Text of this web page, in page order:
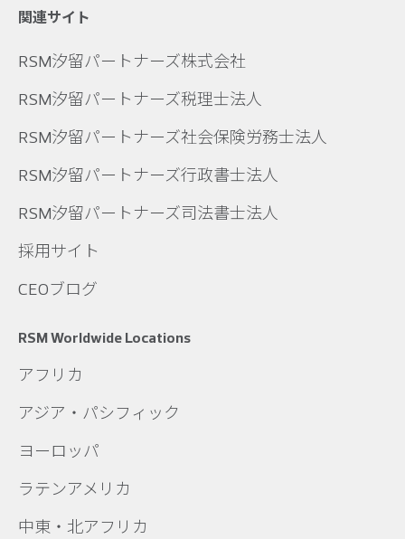
関連サイト
RSM汐留パートナーズ株式会社
RSM汐留パートナーズ税理士法人
RSM汐留パートナーズ社会保険労務士法人
RSM汐留パートナーズ行政書士法人
RSM汐留パートナーズ司法書士法人
採用サイト
CEOブログ
RSM Worldwide Locations
アフリカ
アジア・パシフィック
ヨーロッパ
ラテンアメリカ
中東・北アフリカ